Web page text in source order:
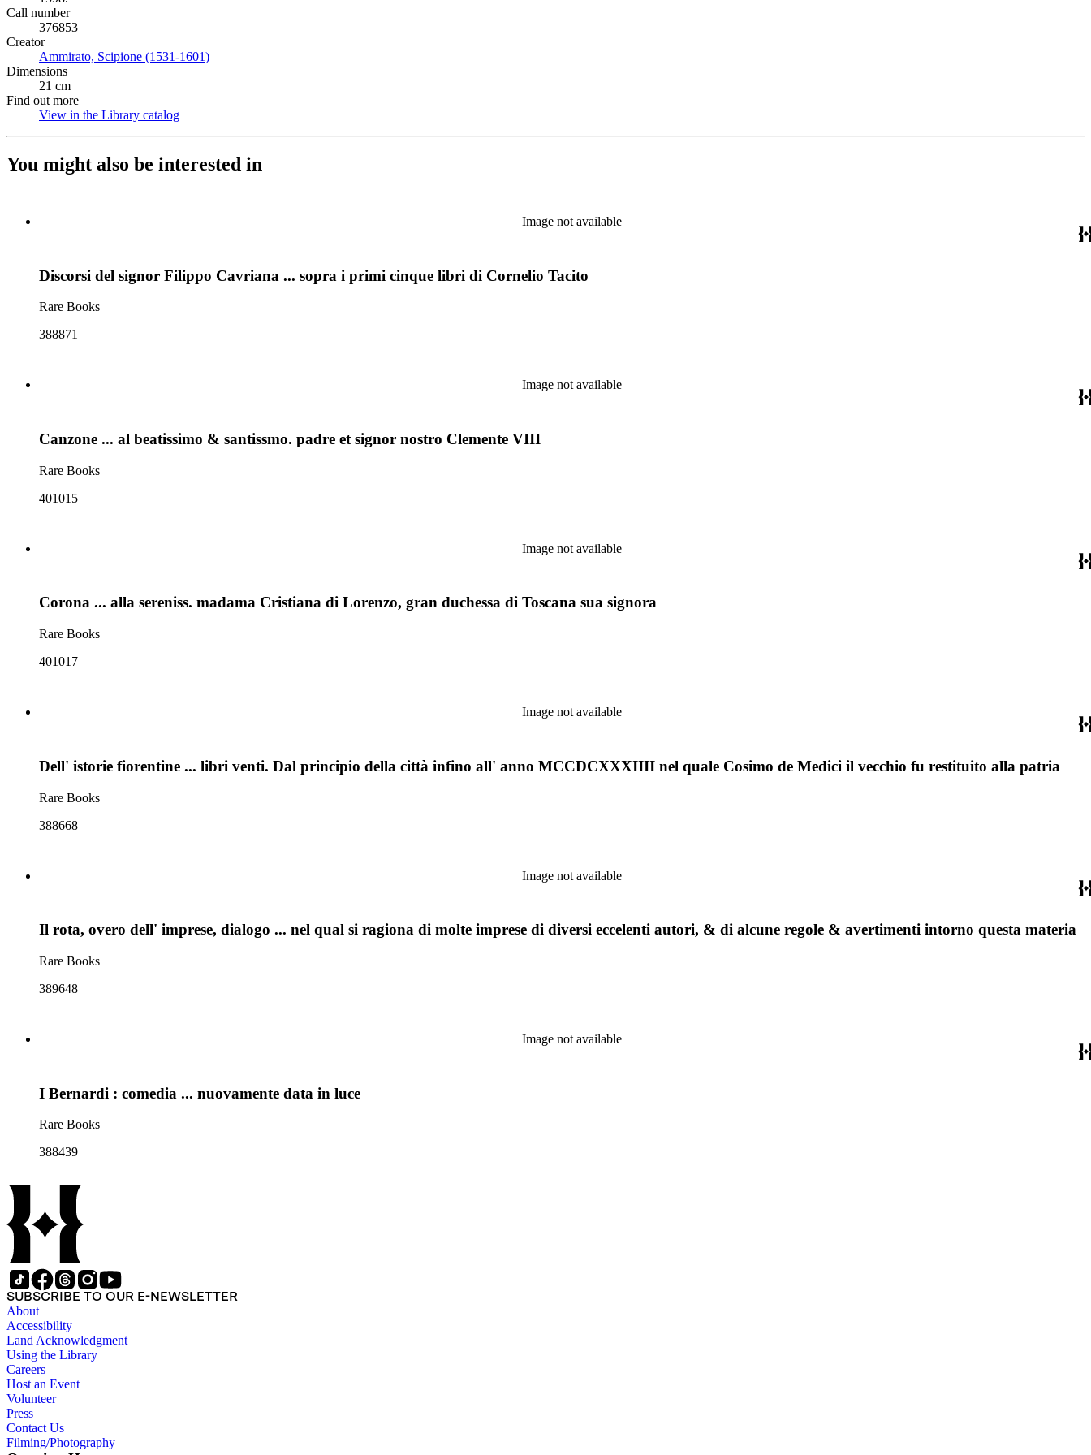
Call number
376853
Creator
Ammirato, Scipione (1531-1601)
Dimensions
21 cm
Find out more
View in the Library catalog
You might also be interested in
Image not available
Discorsi del signor Filippo Cavriana ... sopra i primi cinque libri di Cornelio Tacito
Rare Books
388871
Image not available
Canzone ... al beatissimo & santissmo. padre et signor nostro Clemente VIII
Rare Books
401015
Image not available
Corona ... alla sereniss. madama Cristiana di Lorenzo, gran duchessa di Toscana sua signora
Rare Books
401017
Image not available
Dell' istorie fiorentine ... libri venti. Dal principio della città infino all' anno MCCDCXXXIIII nel quale Cosimo de Medici il vecchio fu restituito alla patria
Rare Books
388668
Image not available
Il rota, overo dell' imprese, dialogo ... nel qual si ragiona di molte imprese di diversi eccelenti autori, & di alcune regole & avertimenti intorno questa materia
Rare Books
389648
Image not available
I Bernardi : comedia ... nuovamente data in luce
Rare Books
388439
SUBSCRIBE TO OUR E-NEWSLETTER
About
Accessibility
Land Acknowledgment
Using the Library
Careers
Host an Event
Volunteer
Press
Contact Us
Filming/Photography